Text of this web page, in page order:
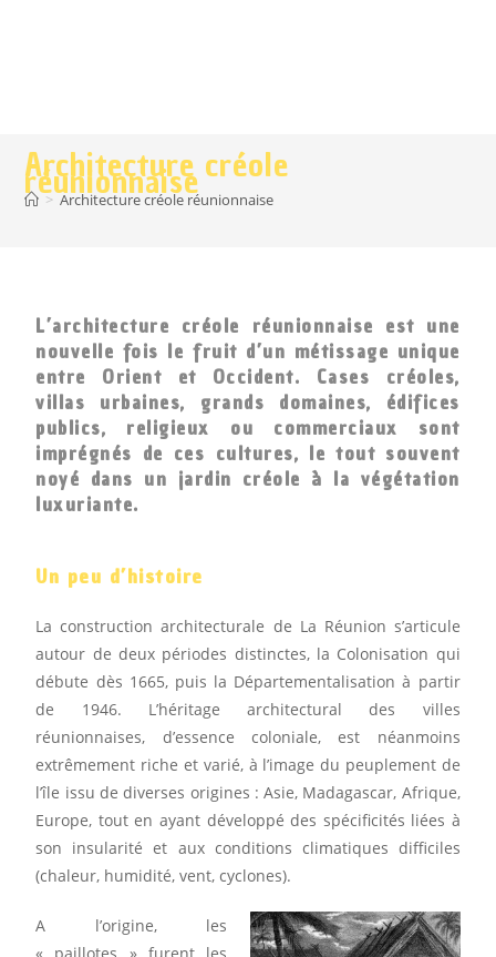
Architecture créole
réunionnaise
> Architecture créole réunionnaise
L’architecture créole réunionnaise est une
nouvelle fois le fruit d’un métissage unique
entre Orient et Occident. Cases créoles,
villas urbaines, grands domaines, édifices
publics, religieux ou commerciaux sont
imprégnés de ces cultures, le tout souvent
noyé dans un jardin créole à la végétation
luxuriante.
Un peu d’histoire
La construction architecturale de La Réunion s’articule
autour de deux périodes distinctes, la Colonisation qui
débute dès 1665, puis la Départementalisation à partir
de 1946. L’héritage architectural des villes
réunionnaises, d’essence coloniale, est néanmoins
extrêmement riche et varié, à l’image du peuplement de
l’île issu de diverses origines : Asie, Madagascar, Afrique,
Europe, tout en ayant développé des spécificités liées à
son insularité et aux conditions climatiques difficiles
(chaleur, humidité, vent, cyclones).
A l’origine, les